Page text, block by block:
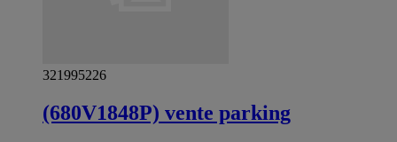
321995226
(680V1848P) vente parking